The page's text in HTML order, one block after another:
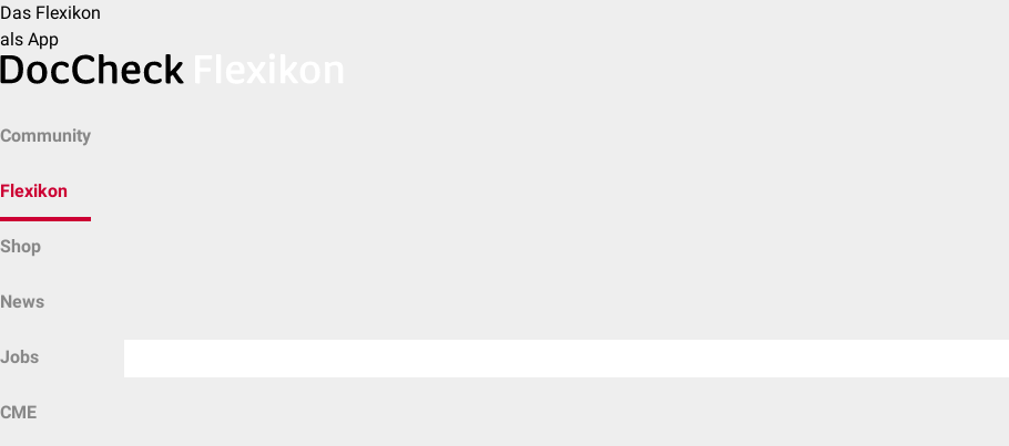
Das Flexikon
als App
Community
Flexikon
Shop
News
Jobs
CME